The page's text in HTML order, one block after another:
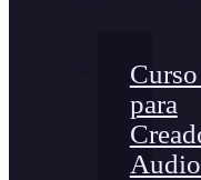
para